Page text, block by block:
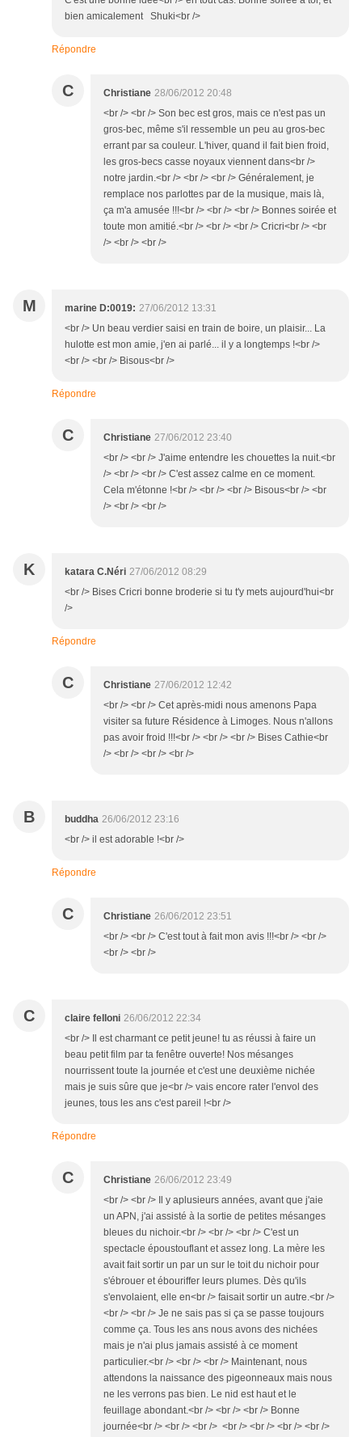
bien amicalement Shuki<br />
Répondre
C Christiane 28/06/2012 20:48
<br /> <br /> Son bec est gros, mais ce n'est pas un
gros-bec, même s'il ressemble un peu au gros-bec
errant par sa couleur. L'hiver, quand il fait bien froid,
les gros-becs casse noyaux viennent dans<br />
notre jardin.<br /> <br /> <br /> Généralement, je
remplace nos parlottes par de la musique, mais là,
ça m'a amusée !!!<br /> <br /> <br /> Bonnes soirée et
toute mon amitié.<br /> <br /> <br /> Cricri<br /> <br
/> <br /> <br />
M marine D:0019: 27/06/2012 13:31
<br /> Un beau verdier saisi en train de boire, un plaisir... La
hulotte est mon amie, j'en ai parlé... il y a longtemps !<br />
<br /> <br /> Bisous<br />
Répondre
C Christiane 27/06/2012 23:40
<br /> <br /> J'aime entendre les chouettes la nuit.<br
/> <br /> <br /> C'est assez calme en ce moment.
Cela m'étonne !<br /> <br /> <br /> Bisous<br /> <br
/> <br /> <br />
K katara C.Néri 27/06/2012 08:29
<br /> Bises Cricri bonne broderie si tu t'y mets aujourd'hui<br
/>
Répondre
C Christiane 27/06/2012 12:42
<br /> <br /> Cet après-midi nous amenons Papa
visiter sa future Résidence à Limoges. Nous n'allons
pas avoir froid !!!<br /> <br /> <br /> Bises Cathie<br
/> <br /> <br /> <br />
B buddha 26/06/2012 23:16
<br /> il est adorable !<br />
Répondre
C Christiane 26/06/2012 23:51
<br /> <br /> C'est tout à fait mon avis !!!<br /> <br />
<br /> <br />
C claire felloni 26/06/2012 22:34
<br /> Il est charmant ce petit jeune! tu as réussi à faire un
beau petit film par ta fenêtre ouverte! Nos mésanges
nourrissent toute la journée et c'est une deuxième nichée
mais je suis sûre que je<br /> vais encore rater l'envol des
jeunes, tous les ans c'est pareil !<br />
Répondre
C Christiane 26/06/2012 23:49
<br /> <br /> Il y aplusieurs années, avant que j'aie
un APN, j'ai assisté à la sortie de petites mésanges
bleues du nichoir.<br /> <br /> <br /> C'est un
spectacle époustouflant et assez long. La mère les
avait fait sortir un par un sur le toit du nichoir pour
s'ébrouer et ébouriffer leurs plumes. Dès qu'ils
s'envolaient, elle en<br /> faisait sortir un autre.<br />
<br /> <br /> Je ne sais pas si ça se passe toujours
comme ça. Tous les ans nous avons des nichées
mais je n'ai plus jamais assisté à ce moment
particulier.<br /> <br /> <br /> Maintenant, nous
attendons la naissance des pigeonneaux mais nous
ne les verrons pas bien. Le nid est haut et le
feuillage abondant.<br /> <br /> <br /> Bonne
journée<br /> <br /> <br /> <br /> <br /> <br /> <br />